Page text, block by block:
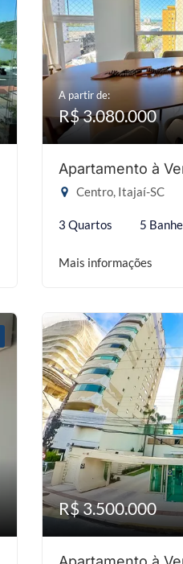
A partir de:
R$ 3.080.000
Apartamento à
Centro, Itajaí-SC
3 Quartos 5
Mais informações
R$ 3.500.000